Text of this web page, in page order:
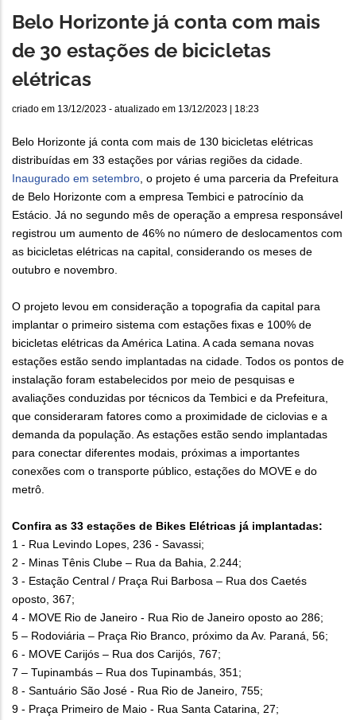
Belo Horizonte já conta com mais
de 30 estações de bicicletas
elétricas
criado em 13/12/2023 - atualizado em 13/12/2023 | 18:23
Belo Horizonte já conta com mais de 130 bicicletas elétricas
distribuídas em 33 estações por várias regiões da cidade.
Inaugurado em setembro, o projeto é uma parceria da Prefeitura
de Belo Horizonte com a empresa Tembici e patrocínio da
Estácio. Já no segundo mês de operação a empresa responsável
registrou um aumento de 46% no número de deslocamentos com
as bicicletas elétricas na capital, considerando os meses de
outubro e novembro.
O projeto levou em consideração a topografia da capital para
implantar o primeiro sistema com estações fixas e 100% de
bicicletas elétricas da América Latina. A cada semana novas
estações estão sendo implantadas na cidade. Todos os pontos de
instalação foram estabelecidos por meio de pesquisas e
avaliações conduzidas por técnicos da Tembici e da Prefeitura,
que consideraram fatores como a proximidade de ciclovias e a
demanda da população. As estações estão sendo implantadas
para conectar diferentes modais, próximas a importantes
conexões com o transporte público, estações do MOVE e do
metrô.
Confira as 33 estações de Bikes Elétricas já implantadas:
1 - Rua Levindo Lopes, 236 - Savassi;
2 - Minas Tênis Clube – Rua da Bahia, 2.244;
3 - Estação Central / Praça Rui Barbosa – Rua dos Caetés
oposto, 367;
4 - MOVE Rio de Janeiro - Rua Rio de Janeiro oposto ao 286;
5 – Rodoviária – Praça Rio Branco, próximo da Av. Paraná, 56;
6 - MOVE Carijós – Rua dos Carijós, 767;
7 – Tupinambás – Rua dos Tupinambás, 351;
8 - Santuário São José - Rua Rio de Janeiro, 755;
9 - Praça Primeiro de Maio - Rua Santa Catarina, 27;